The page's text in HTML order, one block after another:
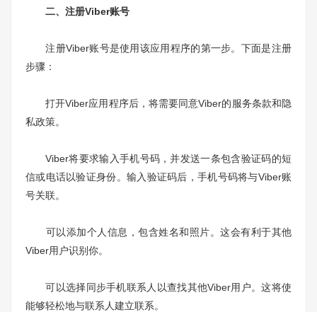
二、注册Viber账号
注册Viber账号是使用该应用程序的第一步。下面是注册
步骤：
打开Viber应用程序后，将需要同意Viber的服务条款和隐
私政策。
Viber将要求输入手机号码，并发送一条包含验证码的短
信或电话以验证身份。输入验证码后，手机号码将与Viber账
号关联。
可以添加个人信息，包含姓名和照片。这会有利于其他
Viber用户识别你。
可以选择同步手机联系人以查找其他Viber用户。这将使
能够轻松地与联系人建立联系。